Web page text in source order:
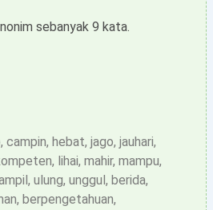
sebanyak 9 kata.
campin, hebat, jago, jauhari,
lihai, mahir, mampu,
ulung, unggul, berida,
berpengetahuan,